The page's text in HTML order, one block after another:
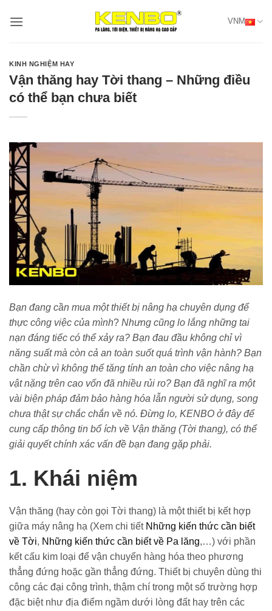
qua
VNM
KINH NGHIỆM HAY
Vận thăng hay Tời thang – Những điều
có thể bạn chưa biết
Bạn đang cần mua một thiết bị nâng hạ chuyên dụng để
thực công việc của mình? Nhưng cũng lo lắng những tai
nạn đáng tiếc có thể xảy ra? Bạn đau đầu không chỉ vì
năng suất mà còn cả an toàn suốt quá trình vận hành? Bạn
chần chừ vì không thể tăng tính an toàn cho việc nâng hạ
vật nặng trên cao vốn đã nhiều rủi ro? Bạn đã nghĩ ra một
vài biện pháp đảm bảo hàng hóa lẫn người sử dụng, song
chưa thật sự chắc chắn về nó. Đừng lo, KENBO ở đây để
cung cấp thông tin bổ ích về Vận thăng (Tời thang), có thể
giải quyết chính xác vấn đề bạn đang gặp phải.
1. Khái niệm
Vận thăng (hay còn gọi Tời thang) là một thiết bị kết hợp
giữa máy nâng hạ (Xem chi tiết Những kiến thức cần biết
về Tời, Những kiến thức cần biết về Pa lăng,…) với phần
kết cấu kim loại để vận chuyển hàng hóa theo phương
thẳng đứng hoặc gần thẳng đứng. Thiết bị chuyên dùng thi
công các đại công trình, thậm chí trong một số trường hợp
đặc biệt như địa điểm ngầm dưới lòng đất hay trên các